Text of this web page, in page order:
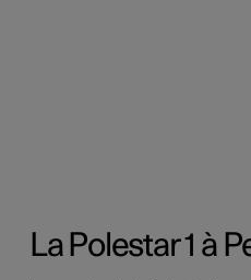
La Polestar 1 à